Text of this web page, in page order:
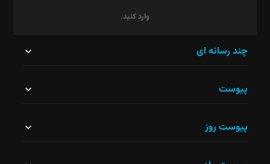
وارد کنید.
نباید
چند رسانه ای
پیوست
پیوست روز